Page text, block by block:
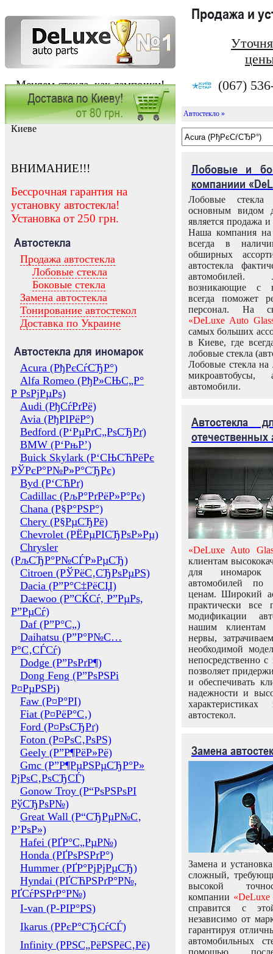
Меняем стекла, как лампочки!
Продажа и
(067)
Заказать установку автостекла в
Киеве
ВНИМАНИЕ!!!
Бессрочная гарантия на
установку автостекла!
Установка от 250 грн.
Автостекла
Продажа автостекла
Лобовые стекла
Боковые стекла
Замена автостекла
Тонирование автостекол
Доставка по Украине
Автостекла для иномарок
Acura (РђРєСѓСЂР°)
Alfa Romeo (РђР»СЊС„Р°
Р РѕРјРµРѕ)
Audi (РђСѓРґРё)
Avia (РђРІРёР°)
Bedford (Р‘РµРґС„РѕСЂРґ)
BMW (Р‘РњР’)
Buick Skylark (Р‘СЊСЋРёРє
РЎРєР°Р№Р»Р°СЂРє)
Byd (Р‘СЋРґ)
Cadillac (РљР°РґРёР»Р°Рє)
Chana (Р§Р°РЅР°)
Chery (Р§РµСЂРё)
Chevrolet (РЁРµРІСЂРѕР»Рµ)
Chrysler
(РљСЂР°Р№СЃР»РµСЂ)
Citroen (РЎРёС‚СЂРѕРµРЅ)
Dacia (Р”Р°С‡РёСЏ)
Daewoo (Р”СЌСѓ, Р”РµРѕ,
Р”РµСѓ)
Daf (Р”Р°С„)
Daihatsu (Р”Р°Р№С…
Р°С‚СЃСѓ)
Dodge (Р”РѕРґР¶)
Dong Feng (Р”РѕРЅРі
Р¤РµРЅРі)
Faw (Р¤Р°РІ)
Fiat (Р¤РёР°С‚)
Ford (Р¤РѕСЂРґ)
Foton (Р¤РѕС‚РѕРЅ)
Geely (Р”Р¶РёР»Рё)
Gmc (Р”Р¶РµРЅРµСЂР°Р»
РјРѕС‚РѕСЂСЃ)
Gonow Troy (Р“РѕРЅРѕРІ
РўСЂРѕР№)
Great Wall (Р“СЂРµР№С‚
Р’РѕР»)
Hafei (РҐР°С„РµР№)
Honda (РҐРѕРЅРґР°)
Hummer (РҐР°РјРјРµСЂ)
Hyndai (РҐСЋРЅРґР°Р№,
РҐСѓРЅРґР°Р№)
I-van (Р-РІР°РЅ)
Ikarus (РРєР°СЂСѓСЃ)
Infinity (РРЅС„РёРЅРёС‚Рё)
Автостекло »
Лобовые и
компаниии
Лобовые
основным видом
является продажа и
Наша компания на
всегда в
обширных
автостекла
возникающие с
всегда поможет
персонал. На
«DeLuxe Auto
самых больших
в Киеве, где
лобовые стекла
Лобовые стекла на
микроавтобусы,
автомобили.
Автостекла
отечественных
«DeLuxe Auto
клиентам
для иномарок
автомобилей
ценам. Широкий
практически все
модификации
нашим клиентам
нервы,
необходимой
непосредственно
позволяет
и обеспечивать
надежности и
автостекол.
Замена
Замена и
сложный,
высокой
компании «DeLuxe
справится с
независимо от
гарантируя
автомобильных
помощью